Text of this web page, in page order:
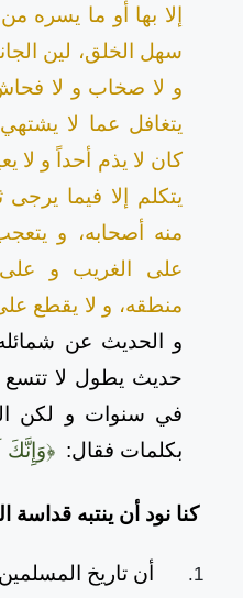
إلا بها أو ما يسره
سهل الخلق، لين
و لا صخاب و لا
يتغافل عما لا
كان لا يذم أحداً و لا
يتكلم إلا فيما
منه أصحابه، و
على الغريب و
منطقه، و لا يقطع
و الحديث عن
حديث يطول لا
في سنوات و لكن
بكلمات فقال:
كنا نود أن ينتبه قداسة
أن تاريخ